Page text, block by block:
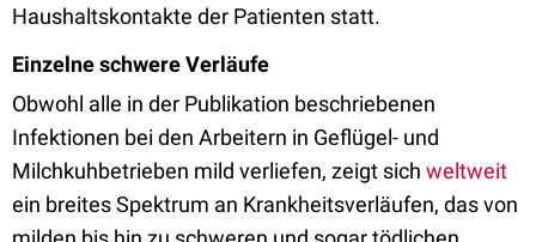
Haushaltskontakte der Patienten statt.
Einzelne schwere Verläufe
Obwohl alle in der Publikation beschriebenen
Infektionen bei den Arbeitern in Geflügel- und
Milchkuhbetrieben mild verliefen, zeigt sich weltweit
ein breites Spektrum an Krankheitsverläufen, das von